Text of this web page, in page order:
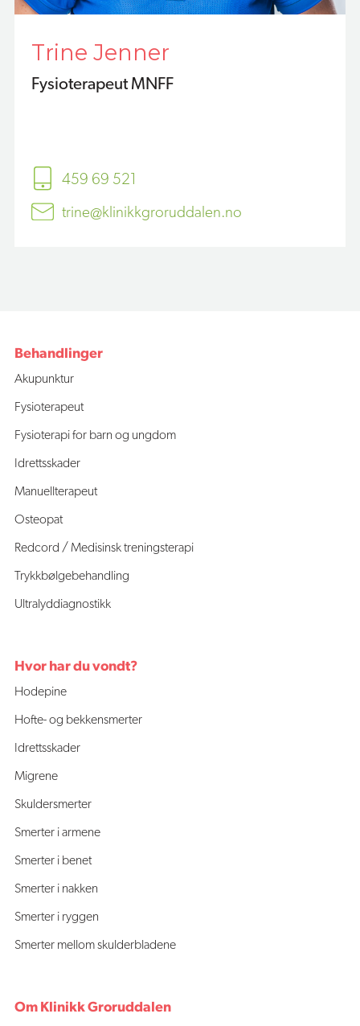
Trine Jenner
Fysioterapeut MNFF
459 69 521
trine@klinikkgroruddalen.no
Behandlinger
Akupunktur
Fysioterapeut
Fysioterapi for barn og ungdom
Idrettsskader
Manuellterapeut
Osteopat
Redcord / Medisinsk treningsterapi
Trykkbølgebehandling
Ultralyddiagnostikk
Hvor har du vondt?
Hodepine
Hofte- og bekkensmerter
Idrettsskader
Migrene
Skuldersmerter
Smerter i armene
Smerter i benet
Smerter i nakken
Smerter i ryggen
Smerter mellom skulderbladene
Om Klinikk Groruddalen